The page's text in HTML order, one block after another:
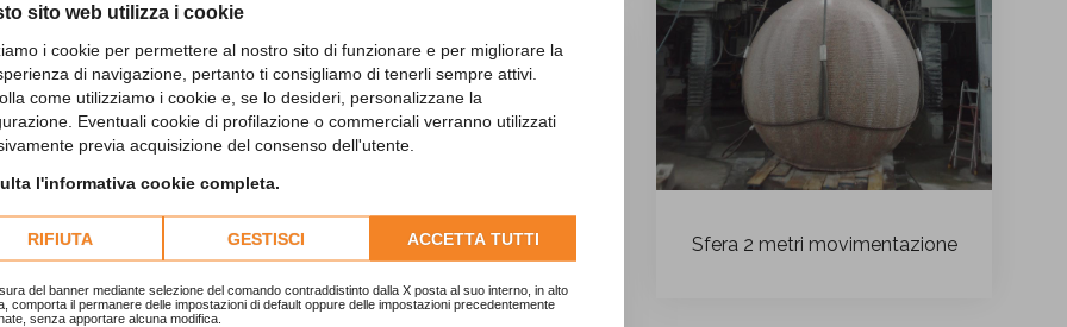
sito web utilizza i cookie
i cookie per permettere al nostro sito di funzionare e per migliorare la
di navigazione, pertanto ti consigliamo di tenerli sempre attivi.
come utilizziamo i cookie e, se lo desideri, personalizzane la
Eventuali cookie di profilazione o commerciali verranno utilizzati
previa acquisizione del consenso dell'utente.
l'informativa cookie completa.
RIFIUTA GESTISCI ACCETTA TUTTI
del banner mediante selezione del comando contraddistinto dalla X posta al suo interno, in alto
comporta il permanere delle impostazioni di default oppure delle impostazioni precedentemente
senza apportare alcuna modifica.
Settori torniti OPERE DI GRANDI DIMENSIONI
Sfera 2 metri movimentazione